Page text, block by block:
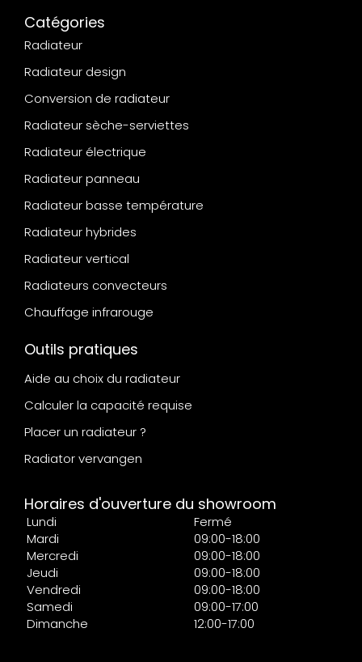
Catégories
Radiateur
Radiateur design
Conversion de radiateur
Radiateur sèche-serviettes
Radiateur électrique
Radiateur panneau
Radiateur basse température
Radiateur hybrides
Radiateur vertical
Radiateurs convecteurs
Chauffage infrarouge
Outils pratiques
Aide au choix du radiateur
Calculer la capacité requise
Placer un radiateur ?
Radiator vervangen
Horaires d'ouverture du showroom
Lundi
Fermé
Mardi
09:00-18:00
Mercredi
09:00-18:00
Jeudi
09:00-18:00
Vendredi
09:00-18:00
Samedi
09:00-17:00
Dimanche
12:00-17:00